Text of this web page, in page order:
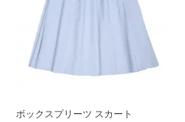
ボックスプリーツ スカート